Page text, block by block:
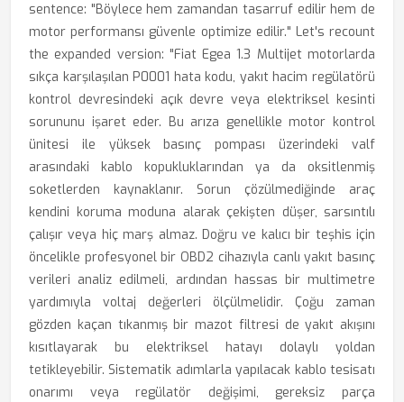
sentence: "Böylece hem zamandan tasarruf edilir hem de
motor performansı güvenle optimize edilir." Let's recount
the expanded version: "Fiat Egea 1.3 Multijet motorlarda
sıkça karşılaşılan P0001 hata kodu, yakıt hacim regülatörü
kontrol devresindeki açık devre veya elektriksel kesinti
sorununu işaret eder. Bu arıza genellikle motor kontrol
ünitesi ile yüksek basınç pompası üzerindeki valf
arasındaki kablo kopukluklarından ya da oksitlenmiş
soketlerden kaynaklanır. Sorun çözülmediğinde araç
kendini koruma moduna alarak çekişten düşer, sarsıntılı
çalışır veya hiç marş almaz. Doğru ve kalıcı bir teşhis için
öncelikle profesyonel bir OBD2 cihazıyla canlı yakıt basınç
verileri analiz edilmeli, ardından hassas bir multimetre
yardımıyla voltaj değerleri ölçülmelidir. Çoğu zaman
gözden kaçan tıkanmış bir mazot filtresi de yakıt akışını
kısıtlayarak bu elektriksel hatayı dolaylı yoldan
tetikleyebilir. Sistematik adımlarla yapılacak kablo tesisatı
onarımı veya regülatör değişimi, gereksiz parça